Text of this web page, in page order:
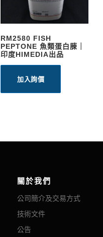
RM2580 FISH
PEPTONE 魚類蛋白腖｜
印度HIMEDIA出品
加入詢價
關於我們
公司簡介及交易方式
技術文件
公告